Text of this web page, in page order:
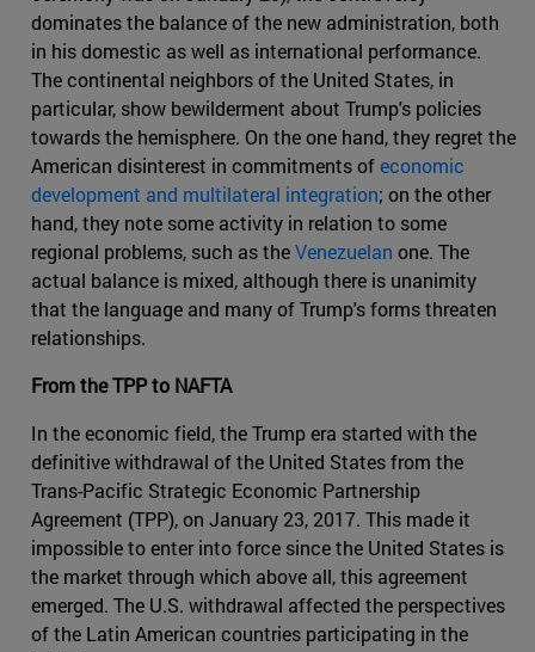
dominates the balance of the new administration, both
in his domestic as well as international performance.
The continental neighbors of the United States, in
particular, show bewilderment about Trump's policies
towards the hemisphere. On the one hand, they regret the
American disinterest in commitments ofeconomic
development and multilateral integration; on the other
hand, they note some activity in relation to some
regional problems, such as theVenezuelan one. The
actual balance is mixed, although there is unanimity
that the language and many of Trump's forms threaten
relationships.
From the TPP to NAFTA
In the economic field, the Trump era started with the
definitive withdrawal of the United States from the
Trans-Pacific Strategic Economic Partnership
Agreement (TPP), on January 23, 2017. This made it
impossible to enter into force since the United States is
the market through which above all, this agreement
emerged. The U.S. withdrawal affected the perspectives
of the Latin American countries participating in the